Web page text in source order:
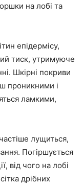
на лобі та
епідермісу,
тиск, утримуюче
Шкірні покриви
проникними і
ламкими,
лущиться,
Погіршується
від чого на лобі
дрібних